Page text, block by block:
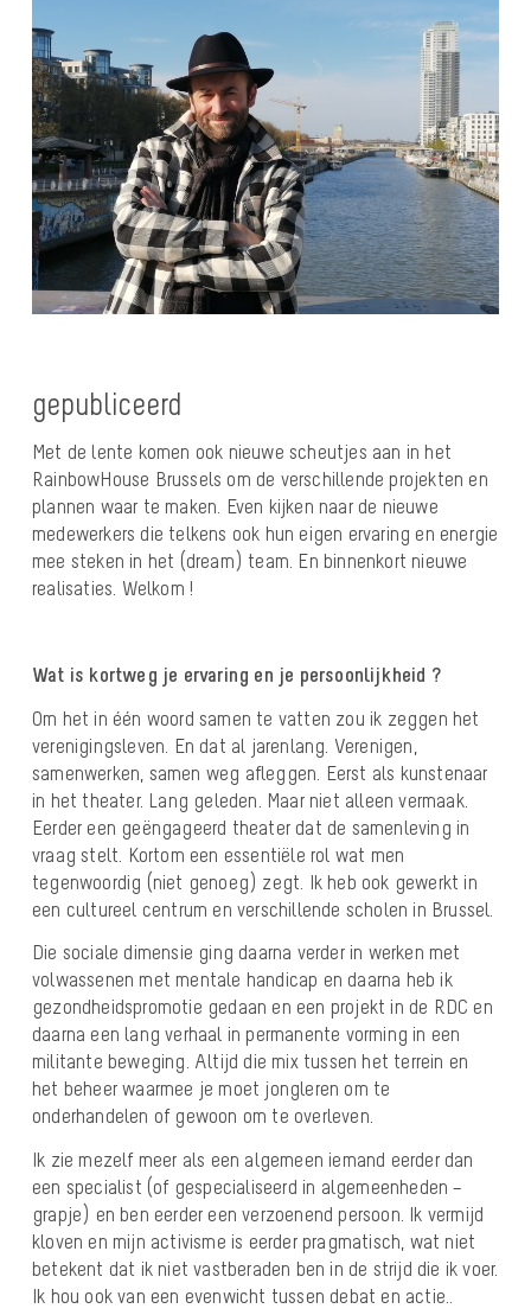
gepubliceerd
Met de lente komen ook nieuwe scheutjes aan in het
RainbowHouse Brussels om de verschillende projekten en
plannen waar te maken. Even kijken naar de nieuwe
medewerkers die telkens ook hun eigen ervaring en energie
mee steken in het (dream) team. En binnenkort nieuwe
realisaties. Welkom !
Wat is kortweg je ervaring en je persoonlijkheid ?
Om het in één woord samen te vatten zou ik zeggen het
verenigingsleven. En dat al jarenlang. Verenigen,
samenwerken, samen weg afleggen. Eerst als kunstenaar
in het theater. Lang geleden. Maar niet alleen vermaak.
Eerder een geëngageerd theater dat de samenleving in
vraag stelt. Kortom een essentiële rol wat men
tegenwoordig (niet genoeg) zegt. Ik heb ook gewerkt in
een cultureel centrum en verschillende scholen in Brussel.
Die sociale dimensie ging daarna verder in werken met
volwassenen met mentale handicap en daarna heb ik
gezondheidspromotie gedaan en een projekt in de RDC en
daarna een lang verhaal in permanente vorming in een
militante beweging. Altijd die mix tussen het terrein en
het beheer waarmee je moet jongleren om te
onderhandelen of gewoon om te overleven.
Ik zie mezelf meer als een algemeen iemand eerder dan
een specialist (of gespecialiseerd in algemeenheden –
grapje) en ben eerder een verzoenend persoon. Ik vermijd
kloven en mijn activisme is eerder pragmatisch, wat niet
betekent dat ik niet vastberaden ben in de strijd die ik voer.
Ik hou ook van een evenwicht tussen debat en actie..